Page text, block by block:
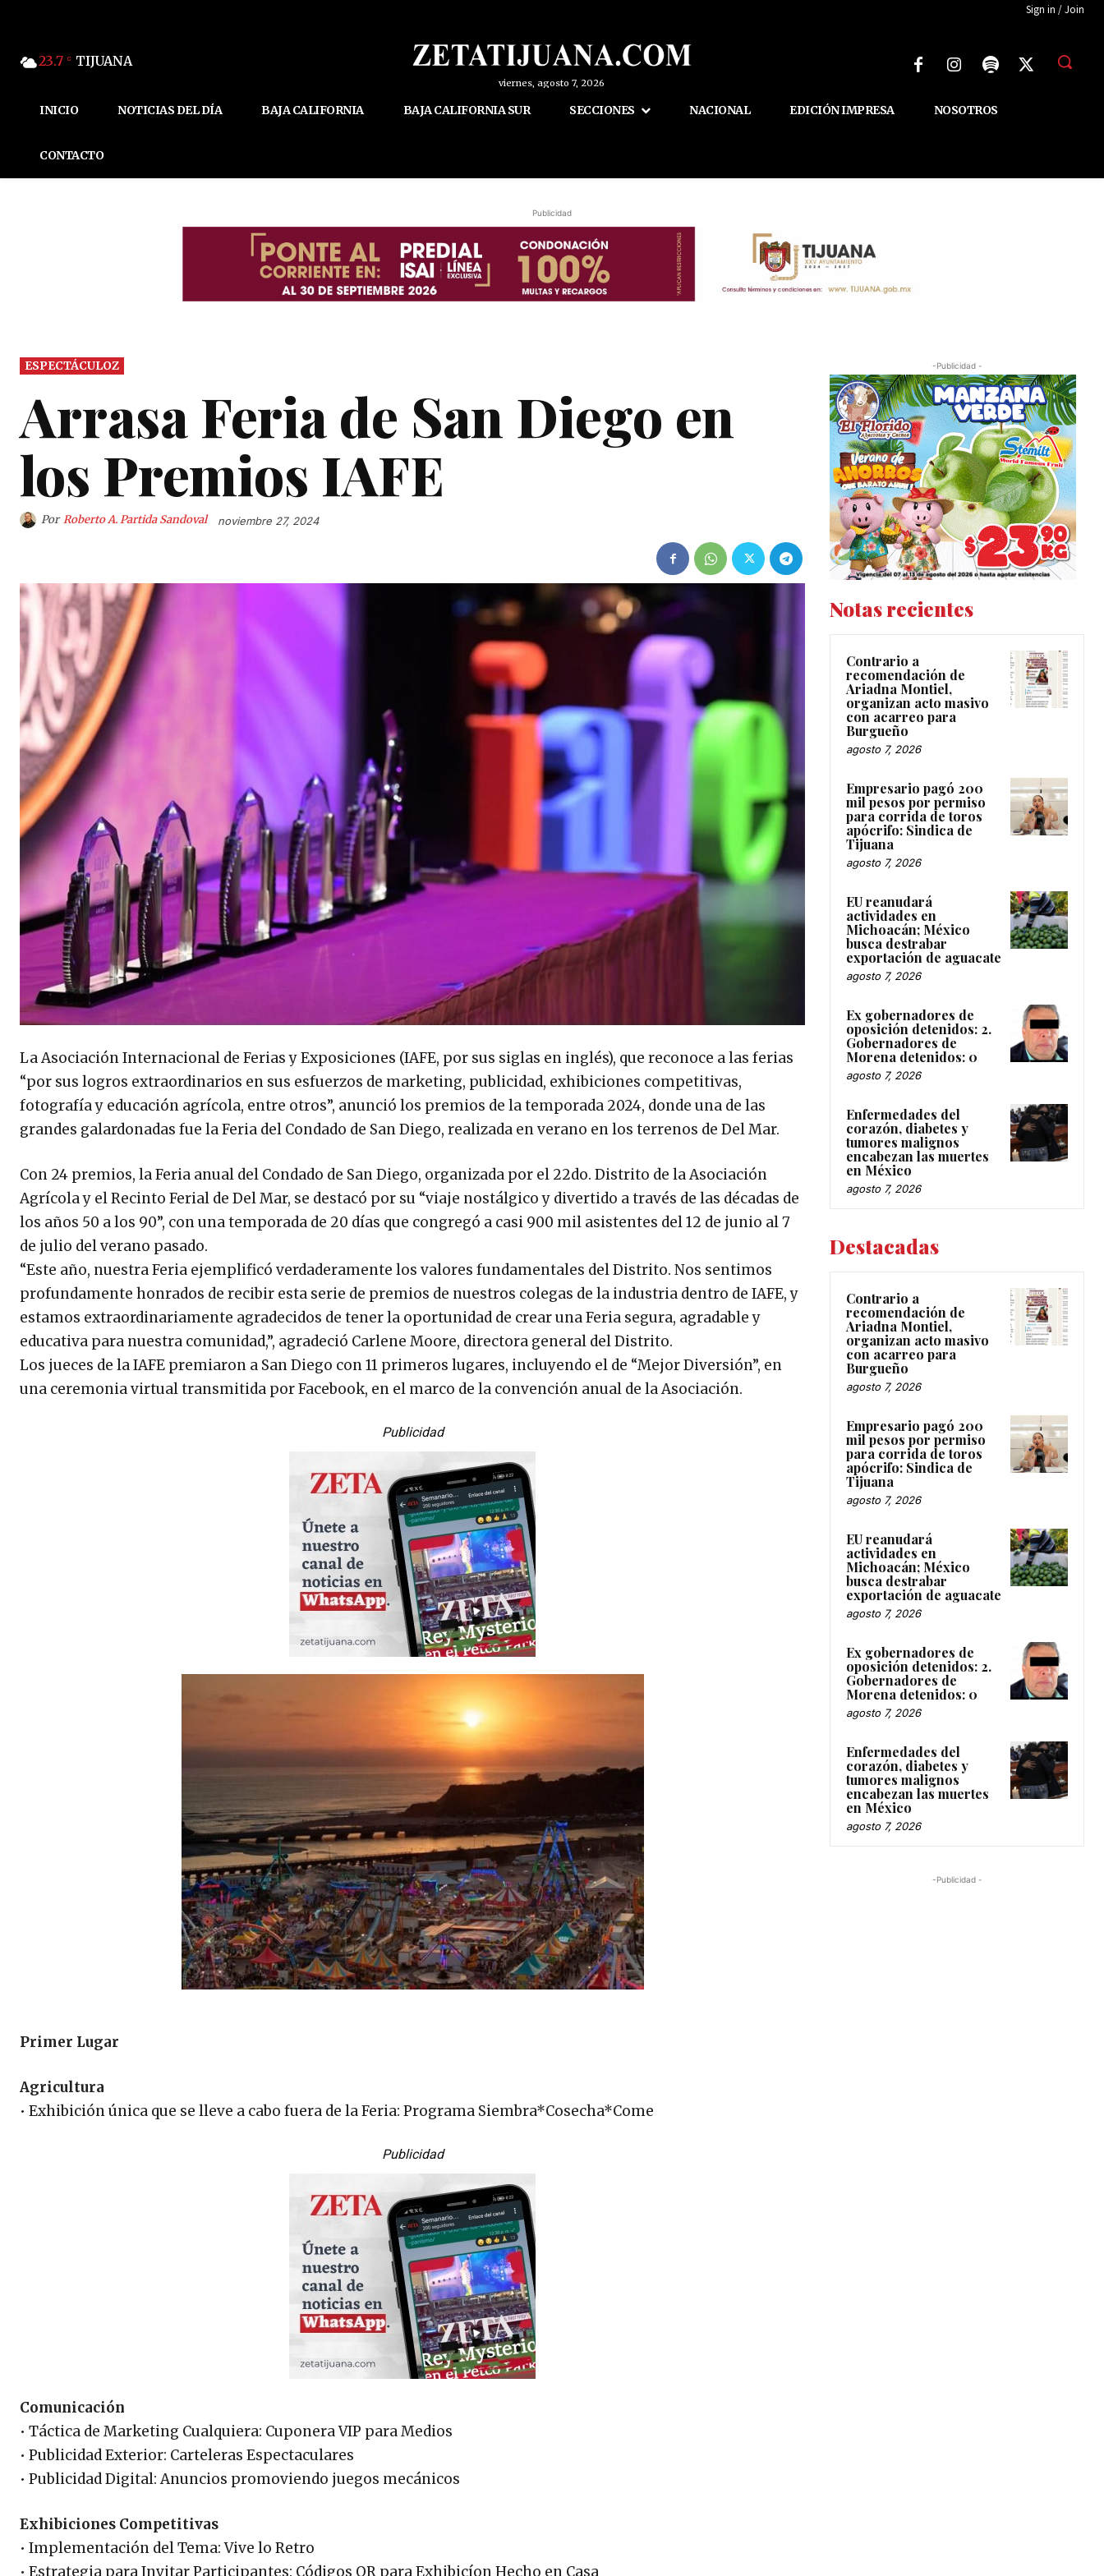
Sign in / Join
23.7 C TIJUANA
viernes, agosto 7, 2026
INICIO NOTICIAS DEL DÍA BAJA CALIFORNIA BAJA CALIFORNIA SUR SECCIONES NACIONAL EDICIÓN IMPRESA NOSOTROS
CONTACTO
Publicidad
ESPECTÁCULOZ
Arrasa Feria de San Diego en
los Premios IAFE
Por Roberto A. Partida Sandoval noviembre 27, 2024
La Asociación Internacional de Ferias y Exposiciones (IAFE, por sus siglas en inglés), que reconoce a las ferias
“por sus logros extraordinarios en sus esfuerzos de marketing, publicidad, exhibiciones competitivas,
fotografía y educación agrícola, entre otros”, anunció los premios de la temporada 2024, donde una de las
grandes galardonadas fue la Feria del Condado de San Diego, realizada en verano en los terrenos de Del Mar.
Con 24 premios, la Feria anual del Condado de San Diego, organizada por el 22do. Distrito de la Asociación
Agrícola y el Recinto Ferial de Del Mar, se destacó por su “viaje nostálgico y divertido a través de las décadas de
los años 50 a los 90”, con una temporada de 20 días que congregó a casi 900 mil asistentes del 12 de junio al 7
de julio del verano pasado.
“Este año, nuestra Feria ejemplificó verdaderamente los valores fundamentales del Distrito. Nos sentimos
profundamente honrados de recibir esta serie de premios de nuestros colegas de la industria dentro de IAFE, y
estamos extraordinariamente agradecidos de tener la oportunidad de crear una Feria segura, agradable y
educativa para nuestra comunidad,”, agradeció Carlene Moore, directora general del Distrito.
Los jueces de la IAFE premiaron a San Diego con 11 primeros lugares, incluyendo el de “Mejor Diversión”, en
una ceremonia virtual transmitida por Facebook, en el marco de la convención anual de la Asociación.
Publicidad
Primer Lugar
Agricultura
• Exhibición única que se lleve a cabo fuera de la Feria: Programa Siembra*Cosecha*Come
Publicidad
Comunicación
• Táctica de Marketing Cualquiera: Cuponera VIP para Medios
• Publicidad Exterior: Carteleras Espectaculares
• Publicidad Digital: Anuncios promoviendo juegos mecánicos
Exhibiciones Competitivas
• Implementación del Tema: Vive lo Retro
• Estrategia para Invitar Participantes: Códigos QR para Exhibicíon Hecho en Casa
-Publicidad -
Notas recientes
Contrario a
recomendación de
Ariadna Montiel,
organizan acto masivo
con acarreo para
Burgueño
agosto 7, 2026
Empresario pagó 200
mil pesos por permiso
para corrida de toros
apócrifo: Sindica de
Tijuana
agosto 7, 2026
EU reanudará
actividades en
Michoacán; México
busca destrabar
exportación de aguacate
agosto 7, 2026
Ex gobernadores de
oposición detenidos: 2.
Gobernadores de
Morena detenidos: 0
agosto 7, 2026
Enfermedades del
corazón, diabetes y
tumores malignos
encabezan las muertes
en México
agosto 7, 2026
Destacadas
Contrario a
recomendación de
Ariadna Montiel,
organizan acto masivo
con acarreo para
Burgueño
agosto 7, 2026
Empresario pagó 200
mil pesos por permiso
para corrida de toros
apócrifo: Sindica de
Tijuana
agosto 7, 2026
EU reanudará
actividades en
Michoacán; México
busca destrabar
exportación de aguacate
agosto 7, 2026
Ex gobernadores de
oposición detenidos: 2.
Gobernadores de
Morena detenidos: 0
agosto 7, 2026
Enfermedades del
corazón, diabetes y
tumores malignos
encabezan las muertes
en México
agosto 7, 2026
-Publicidad -